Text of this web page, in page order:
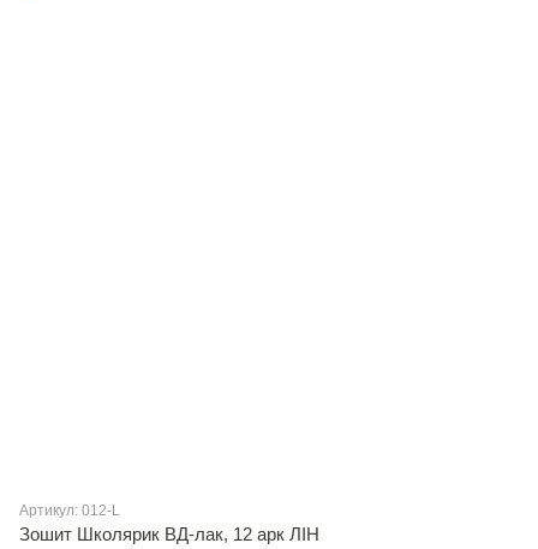
Артикул: 012-L
Зошит Школярик ВД-лак, 12 арк ЛІН